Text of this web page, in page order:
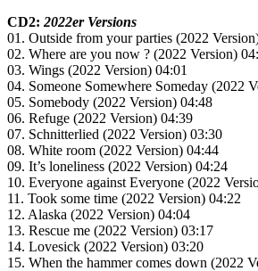
CD2: 2022er Versions
01. Outside from your parties (2022
02. Where are you now ? (2022 Version)
03. Wings (2022 Version) 04:01
04. Someone Somewhere Someday (2022
05. Somebody (2022 Version) 04:48
06. Refuge (2022 Version) 04:39
07. Schnitterlied (2022 Version) 03:30
08. White room (2022 Version) 04:44
09. It’s loneliness (2022 Version) 04:24
10. Everyone against Everyone (2022
11. Took some time (2022 Version) 04:22
12. Alaska (2022 Version) 04:04
13. Rescue me (2022 Version) 03:17
14. Lovesick (2022 Version) 03:20
15. When the hammer comes down (2022